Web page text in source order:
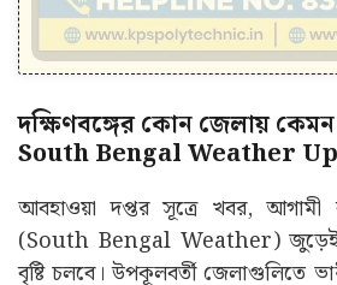
দক্ষিণবঙ্গের কোন জেলায়
South Bengal Weather
আবহাওয়া দপ্তর সূত্রে খবর, আগামী
(South Bengal Weather) জুড়েই
বৃষ্টি চলবে। উপকূলবর্তী জেলাগুলিতে